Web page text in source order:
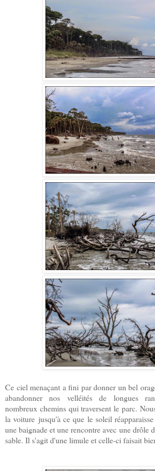
Ce ciel menaçant a fini par donner un bel
abandonner nosvelléités de longues
nombreux chemins qui traversent le parc.
la voiture jusqu'à ce que le soleil
une baignade et une rencontre avec une drôle
sable. Il s'agit d'une limule et celle-ci faisait